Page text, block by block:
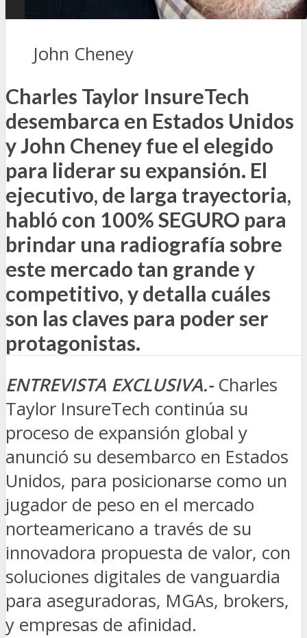
John Cheney
Charles Taylor InsureTech
desembarca en Estados Unidos
y John Cheney fue el elegido
para liderar su expansión. El
ejecutivo, de larga trayectoria,
habló con 100% SEGURO para
brindar una radiografía sobre
este mercado tan grande y
competitivo, y detalla cuáles
son las claves para poder ser
protagonistas.
ENTREVISTA EXCLUSIVA.- Charles
Taylor InsureTech continúa su
proceso de expansión global y
anunció su desembarco en Estados
Unidos, para posicionarse como un
jugador de peso en el mercado
norteamericano a través de su
innovadora propuesta de valor, con
soluciones digitales de vanguardia
para aseguradoras, MGAs, brokers,
y empresas de afinidad.